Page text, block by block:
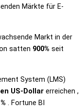
Märkte für E-
Markt in der
satten 900% seit
System (LMS)
US-Dollar erreichen ,
. Fortune BI